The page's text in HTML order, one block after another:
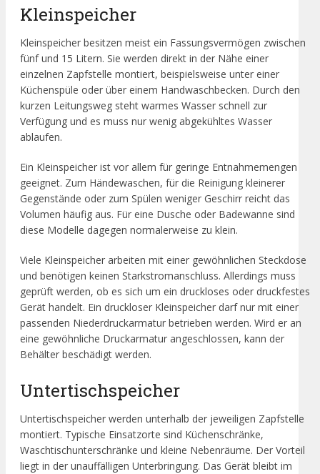
Kleinspeicher
Kleinspeicher besitzen meist ein Fassungsvermögen zwischen
fünf und 15 Litern. Sie werden direkt in der Nähe einer
einzelnen Zapfstelle montiert, beispielsweise unter einer
Küchenspüle oder über einem Handwaschbecken. Durch den
kurzen Leitungsweg steht warmes Wasser schnell zur
Verfügung und es muss nur wenig abgekühltes Wasser
ablaufen.
Ein Kleinspeicher ist vor allem für geringe Entnahmemengen
geeignet. Zum Händewaschen, für die Reinigung kleinerer
Gegenstände oder zum Spülen weniger Geschirr reicht das
Volumen häufig aus. Für eine Dusche oder Badewanne sind
diese Modelle dagegen normalerweise zu klein.
Viele Kleinspeicher arbeiten mit einer gewöhnlichen Steckdose
und benötigen keinen Starkstromanschluss. Allerdings muss
geprüft werden, ob es sich um ein druckloses oder druckfestes
Gerät handelt. Ein druckloser Kleinspeicher darf nur mit einer
passenden Niederdruckarmatur betrieben werden. Wird er an
eine gewöhnliche Druckarmatur angeschlossen, kann der
Behälter beschädigt werden.
Untertischspeicher
Untertischspeicher werden unterhalb der jeweiligen Zapfstelle
montiert. Typische Einsatzorte sind Küchenschränke,
Waschtischunterschränke und kleine Nebenräume. Der Vorteil
liegt in der unauffälligen Unterbringung. Das Gerät bleibt im